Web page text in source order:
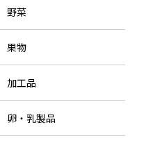
野菜
果物
加工品
卵・乳製品